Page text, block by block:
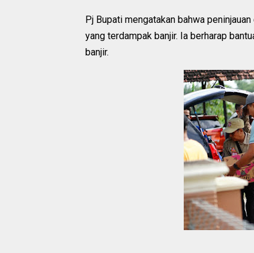
Pj Bupati mengatakan bahwa
yang terdampak banjir. Ia berharap
banjir.